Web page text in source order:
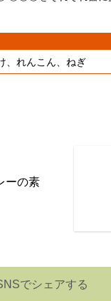
、れんこん、ねぎ
ーの素
でシェアする